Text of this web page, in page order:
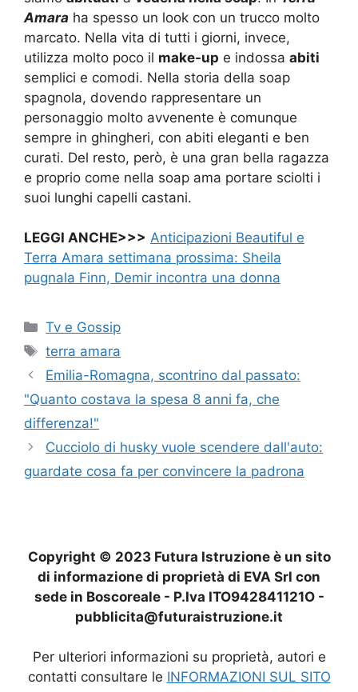
Amara ha spesso un look con un trucco molto
marcato. Nella vita di tutti i giorni, invece,
utilizza molto poco il make-up e indossa abiti
semplici e comodi. Nella storia della soap
spagnola, dovendo rappresentare un
personaggio molto avvenente è comunque
sempre in ghingheri, con abiti eleganti e ben
curati. Del resto, però, è una gran bella ragazza
e proprio come nella soap ama portare sciolti i
suoi lunghi capelli castani.
LEGGI ANCHE>>> Anticipazioni Beautiful e
Terra Amara settimana prossima: Sheila
pugnala Finn, Demir incontra una donna
Categorie
Tv e Gossip
Tag
terra amara
Emilia-Romagna, scontrino dal passato:
"Quanto costava la spesa 8 anni fa, che
differenza!"
Cucciolo di husky vuole scendere dall'auto:
guardate cosa fa per convincere la padrona
Copyright © 2023 Futura Istruzione è un sito
di informazione di proprietà di EVA Srl con
sede in Boscoreale - P.Iva ITO942841121O -
pubblicita@futuraistruzione.it
Per ulteriori informazioni su proprietà, autori e
contatti consultare le INFORMAZIONI SUL SITO